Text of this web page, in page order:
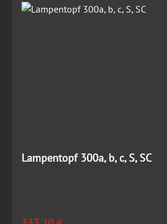
Lampentopf 300a, b, c, S, SC